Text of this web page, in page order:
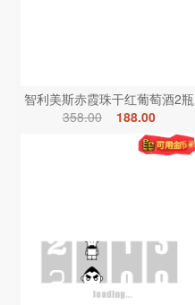
智利美斯赤霞珠干红葡萄酒2瓶
358.00
188.00